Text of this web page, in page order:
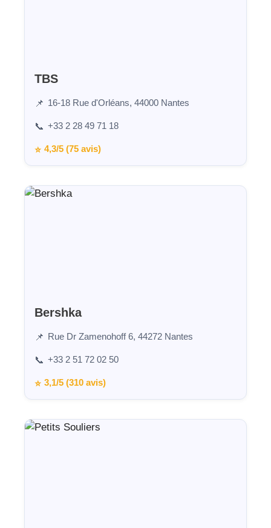
TBS
📌 16-18 Rue d'Orléans, 44000 Nantes
📞 +33 2 28 49 71 18
⭐ 4,3/5 (75 avis)
Bershka
📌 Rue Dr Zamenohoff 6, 44272 Nantes
📞 +33 2 51 72 02 50
⭐ 3,1/5 (310 avis)